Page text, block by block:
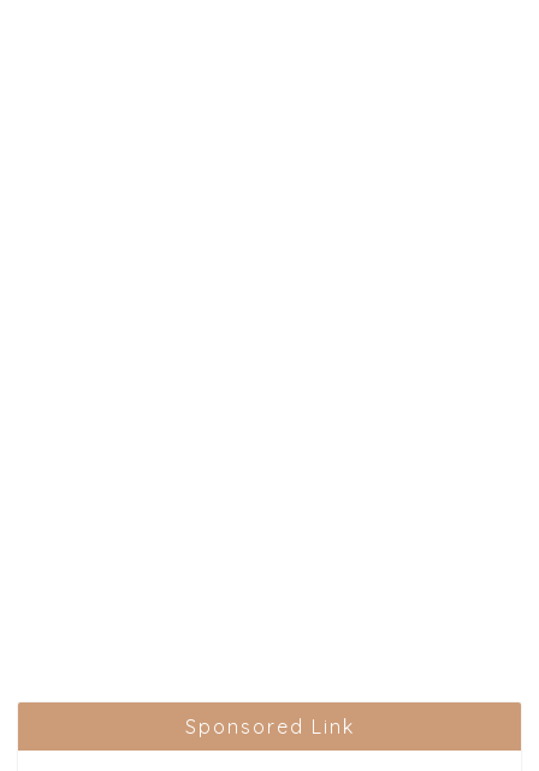
Sponsored Link